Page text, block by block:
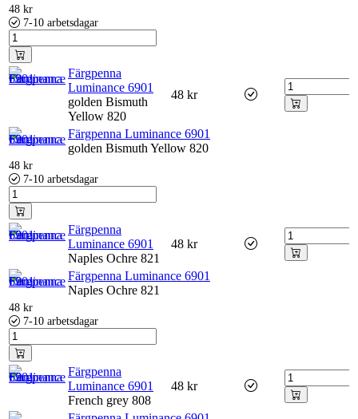
48 kr
7-10 arbetsdagar
Färgpenna
Luminance 6901
golden Bismuth
Yellow 820
48 kr
Färgpenna Luminance 6901
golden Bismuth Yellow 820
48 kr
7-10 arbetsdagar
Färgpenna
Luminance 6901
Naples Ochre 821
48 kr
Färgpenna Luminance 6901
Naples Ochre 821
48 kr
7-10 arbetsdagar
Färgpenna
Luminance 6901
French grey 808
48 kr